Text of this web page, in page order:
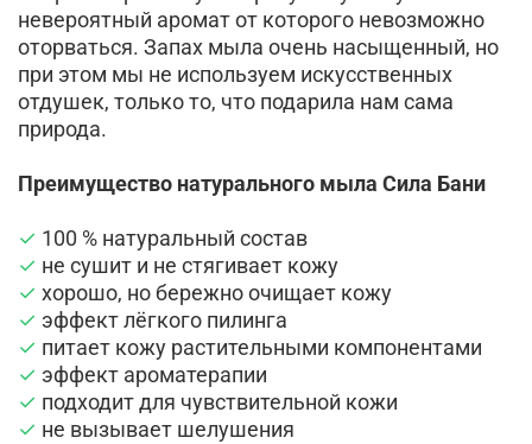
невероятный аромат от которого невозможно
оторваться. Запах мыла очень насыщенный, но
при этом мы не используем искусственных
отдушек, только то, что подарила нам сама
природа.
Преимущество натурального мыла Сила Бани
✓ 100 % натуральный состав
✓ не сушит и не стягивает кожу
✓ хорошо, но бережно очищает кожу
✓ эффект лёгкого пилинга
✓ питает кожу растительными компонентами
✓ эффект ароматерапии
✓ подходит для чувствительной кожи
✓ не вызывает шелушения